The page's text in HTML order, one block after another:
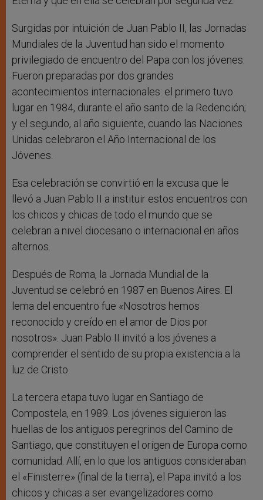
Surgidas por intuición de Juan Pablo II, las Jornadas
Mundiales de la Juventud han sido el momento
privilegiado de encuentro del Papa con los jóvenes.
Fueron preparadas por dos grandes
acontecimientos internacionales: el primero tuvo
lugar en 1984, durante el año santo de la Redención;
y el segundo, al año siguiente, cuando las Naciones
Unidas celebraron el Año Internacional de los
Jóvenes.
Esa celebración se convirtió en la excusa que le
llevó a Juan Pablo II a instituir estos encuentros con
los chicos y chicas de todo el mundo que se
celebran a nivel diocesano o internacional en años
alternos.
Después de Roma, la Jornada Mundial de la
Juventud se celebró en 1987 en Buenos Aires. El
lema del encuentro fue «Nosotros hemos
reconocido y creído en el amor de Dios por
nosotros». Juan Pablo II invitó a los jóvenes a
comprender el sentido de su propia existencia a la
luz de Cristo.
La tercera etapa tuvo lugar en Santiago de
Compostela, en 1989. Los jóvenes siguieron las
huellas de los antiguos peregrinos del Camino de
Santiago, que constituyen el origen de Europa como
comunidad. Allí, en lo que los antiguos consideraban
el «Finisterre» (final de la tierra), el Papa invitó a los
chicos y chicas a ser evangelizadores como